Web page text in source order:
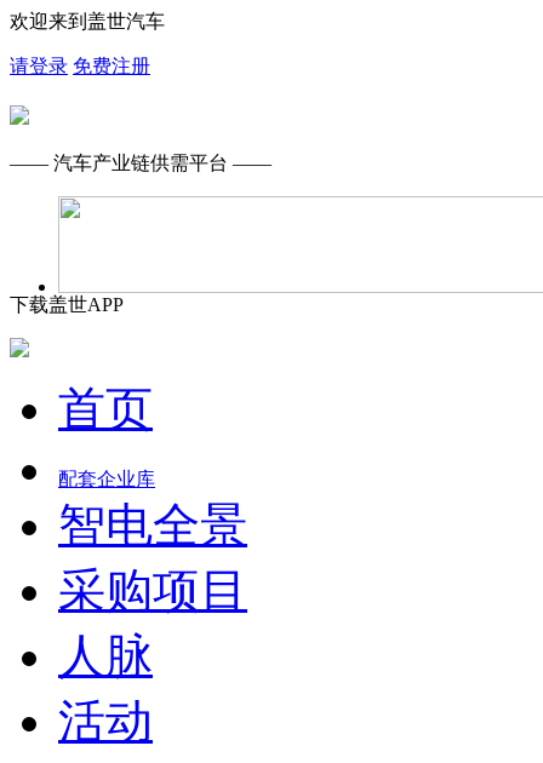
欢迎来到盖世汽车
请登录 免费注册
—— 汽车产业链供需平台 ——
下载盖世APP
首页
配套企业库
智电全景
采购项目
人脉
活动